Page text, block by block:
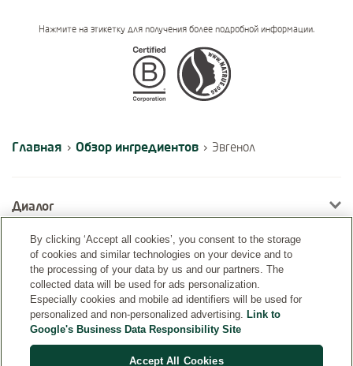
Certifications
Нажмите на этикетку для получения более подробной информации.
Главная › Обзор ингредиентов › Эвгенол
Диалог
Информация
By clicking ‘Accept all cookies’, you consent to the storage
of cookies and similar technologies on your device and to
the processing of your data by us and our partners. The
collected data will be used for ads personalization.
Especially cookies and mobile ad identifiers will be used for
personalized and non-personalized advertising. Link to
Google's Business Data Responsibility Site
Accept All Cookies